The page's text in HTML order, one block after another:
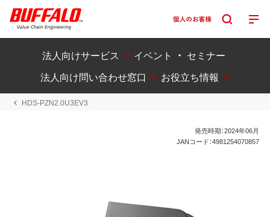
法人向けサービス
イベント ・ セミナー
法人向け問い合わせ窓口
お役立ち情報
HDS-PZN2.0U3EV3
発売時期：2024年06月
JANコード：4981254070857